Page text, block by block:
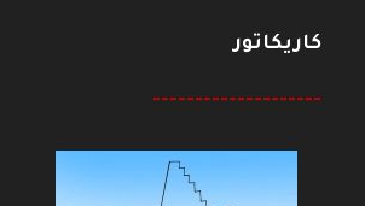
كاريكاتور
--------------------